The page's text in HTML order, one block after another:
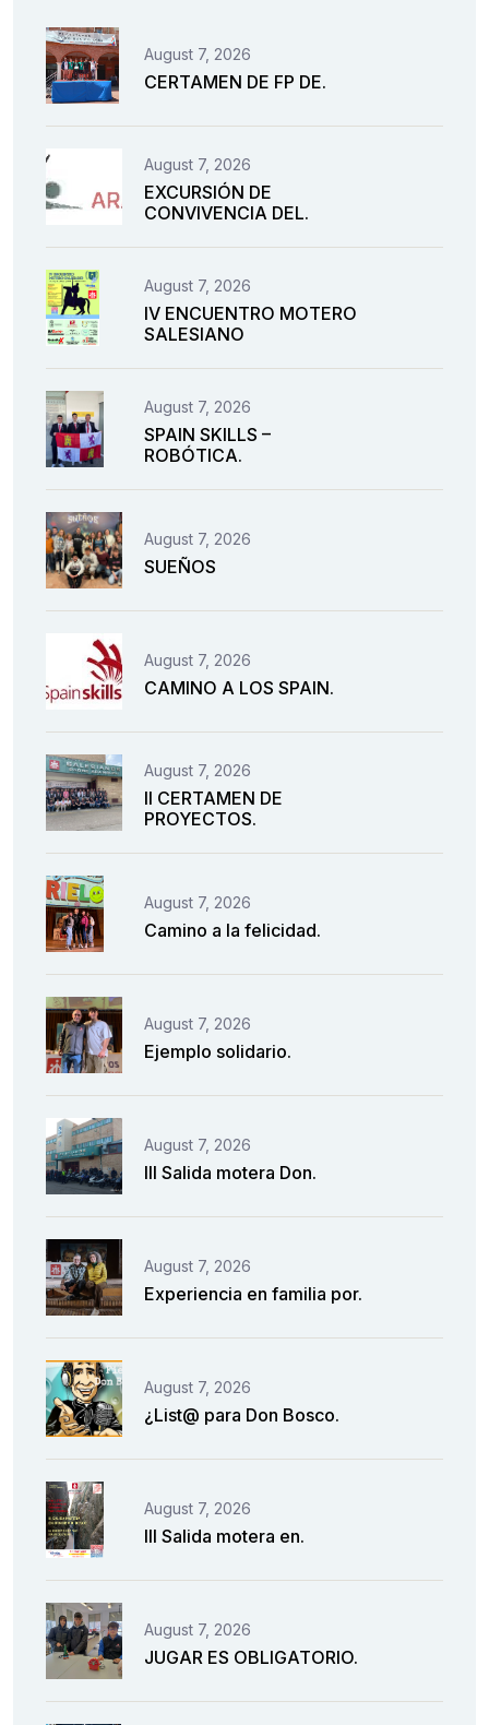
August 7, 2026
CERTAMEN DE FP DE.
August 7, 2026
EXCURSIÓN DE
CONVIVENCIA DEL.
August 7, 2026
IV ENCUENTRO MOTERO
SALESIANO
August 7, 2026
SPAIN SKILLS –
ROBÓTICA.
August 7, 2026
SUEÑOS
August 7, 2026
CAMINO A LOS SPAIN.
August 7, 2026
II CERTAMEN DE
PROYECTOS.
August 7, 2026
Camino a la felicidad.
August 7, 2026
Ejemplo solidario.
August 7, 2026
III Salida motera Don.
August 7, 2026
Experiencia en familia por.
August 7, 2026
¿List@ para Don Bosco.
August 7, 2026
III Salida motera en.
August 7, 2026
JUGAR ES OBLIGATORIO.